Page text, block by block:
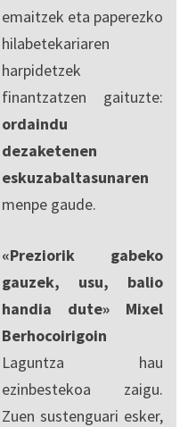
emaitzek eta paperezko
hilabetekariaren
harpidetzek
finantzatzen gaituzte:
ordaindu
dezaketenen
eskuzabaltasunaren
menpe gaude.
«Preziorik gabeko
gauzek, usu, balio
handia dute» Mixel
Berhocoirigoin
Laguntza hau
ezinbestekoa zaigu.
Zuen sustenguari esker,